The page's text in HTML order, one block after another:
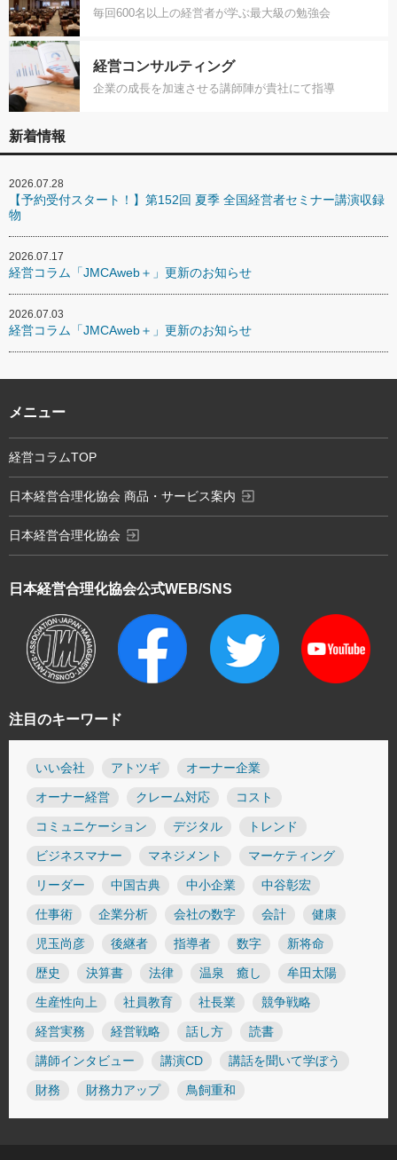
毎回600名以上の経営者が学ぶ最大級の勉強会
経営コンサルティング
企業の成長を加速させる講師陣が貴社にて指導
新着情報
2026.07.28
【予約受付スタート！】第152回 夏季 全国経営者セミナー講演収録
物
2026.07.17
経営コラム「JMCAweb＋」更新のお知らせ
2026.07.03
経営コラム「JMCAweb＋」更新のお知らせ
注目のキーワード
いい会社 アトツギ オーナー企業
オーナー経営 クレーム対応 コスト
コミュニケーション デジタル トレンド
ビジネスマナー マネジメント マーケティング
リーダー 中国古典 中小企業 中谷彰宏
仕事術 企業分析 会社の数字 会計 健康
児玉尚彦 後継者 指導者 数字 新将命
歴史 決算書 法律 温泉 癒し 牟田太陽
生産性向上 社員教育 社長業 競争戦略
経営実務 経営戦略 話し方 読書
講師インタビュー 講演CD 講話を聞いて学ぼう
財務 財務力アップ 鳥飼重和
日本経営合理化協会公式WEB/SNS
メニュー
経営コラムTOP
日本経営合理化協会 商品・サービス案内 exit_to_app
日本経営合理化協会 exit_to_app